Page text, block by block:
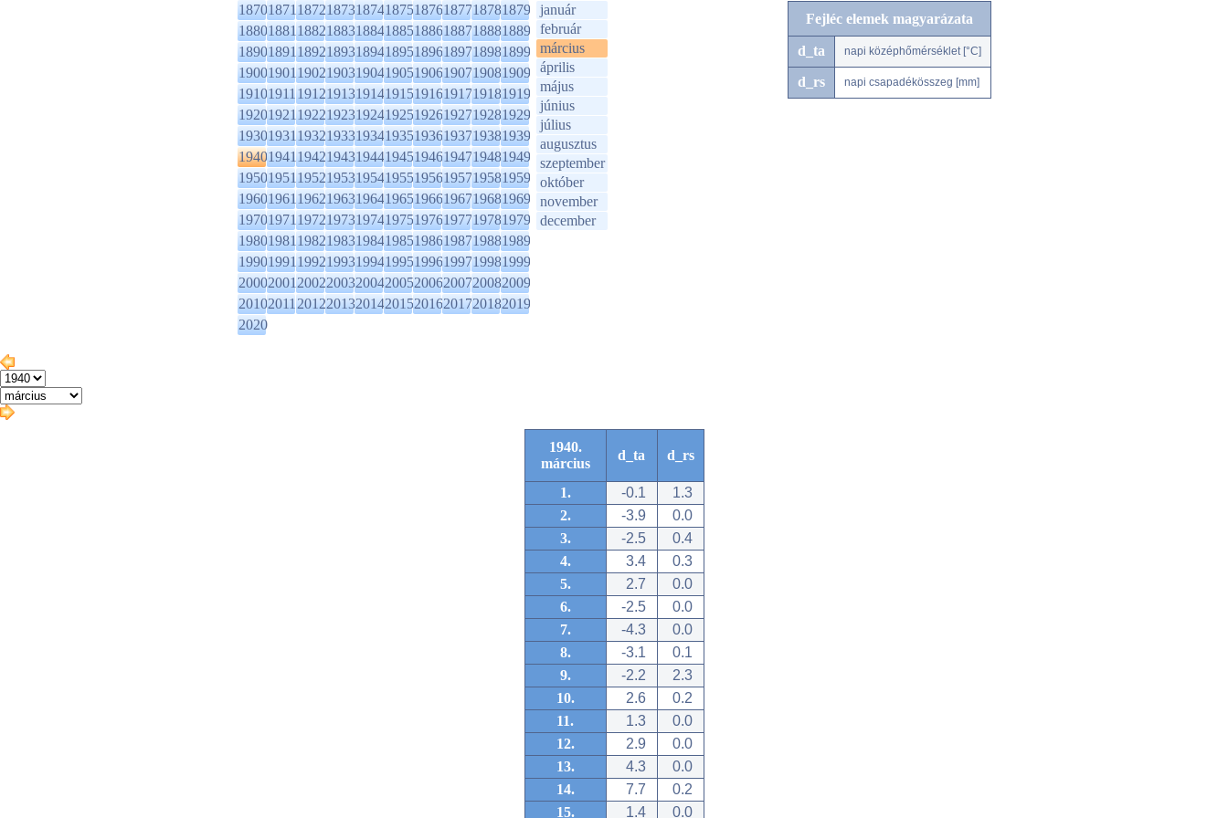
1870187118721873187418751876187718781879
1880188118821883188418851886188718881889
1890189118921893189418951896189718981899
1900190119021903190419051906190719081909
1910191119121913191419151916191719181919
1920192119221923192419251926192719281929
1930193119321933193419351936193719381939
1940194119421943194419451946194719481949
1950195119521953195419551956195719581959
1960196119621963196419651966196719681969
1970197119721973197419751976197719781979
1980198119821983198419851986198719881989
1990199119921993199419951996199719981999
2000200120022003200420052006200720082009
2010201120122013201420152016201720182019
2020
január
február
március
április
május
június
július
augusztus
szeptember
október
november
december
Fejléc elemek magyarázata
d_ta napi középhőmérséklet [°C]
d_rs napi csapadékösszeg [mm]
1940.
március
d_ta d_rs
1. -0.1
1.3
2.
-3.9
0.0
3.
-2.5
0.4
4.
3.4
0.3
5.
2.7
0.0
6.
-2.5
0.0
7.
-4.3
0.0
8.
-3.1
0.1
9.
-2.2
2.3
10.
2.6
0.2
11.
1.3
0.0
12.
2.9
0.0
13.
4.3
0.0
14.
7.7
0.2
15.
1.4 0.0